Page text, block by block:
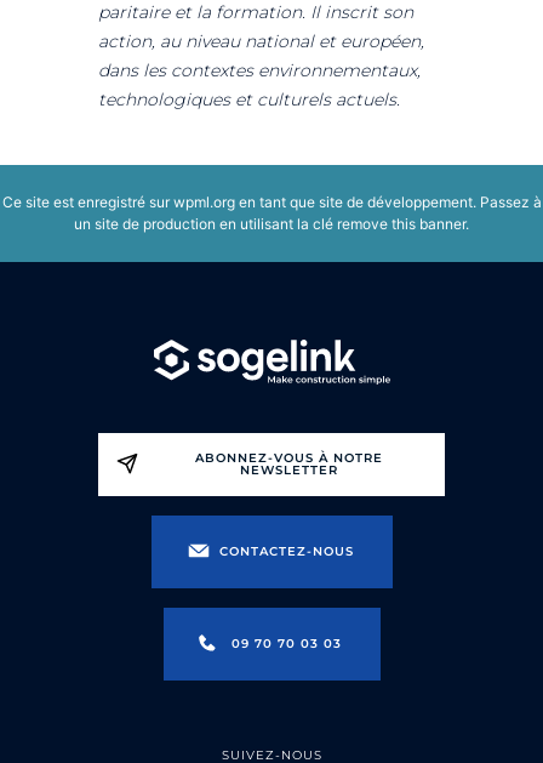
paritaire et la formation. Il inscrit son
action, au niveau national et européen,
dans les contextes environnementaux,
technologiques et culturels actuels.
Ce site est enregistré sur wpml.orgen tant que site de développement. Passez à
un site de production en utilisant la clé remove this banner.
ABONNEZ-VOUS À NOTRE
NEWSLETTER
CONTACTEZ-NOUS
09 70 70 03 03
SUIVEZ-NOUS